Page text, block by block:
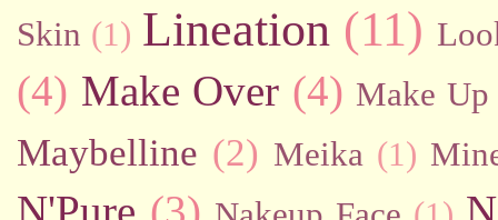
Skin (1) Lineation (11)
(4) Make Over (4) Make
Maybelline (2) Meika (1)
N'Pure (3)